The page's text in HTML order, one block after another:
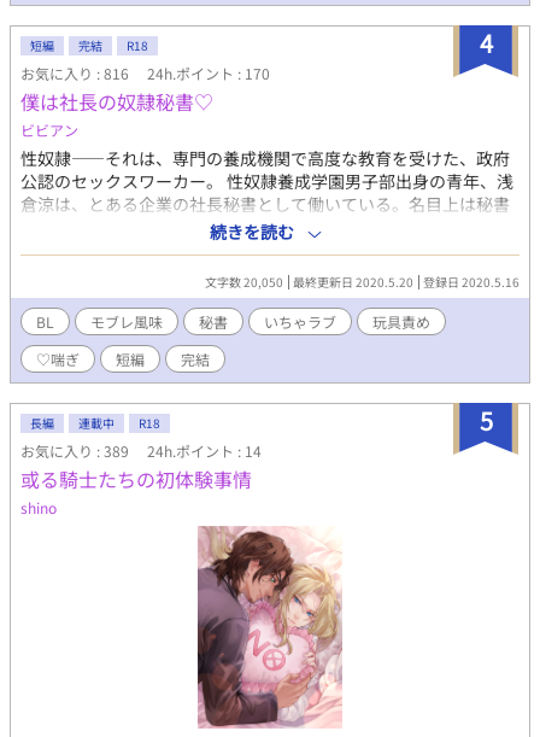
4
短編 完結 R18
お気に入り : 816 24h.ポイント : 170
僕は社長の奴隷秘書♡
ビビアン
性奴隷――それは、専門の養成機関で高度な教育を受けた、政府
公認のセックスワーカー。 性奴隷養成学園男子部出身の青年、浅
倉涼は、とある企業の社長秘書として働いている。名目上は秘書
課所属だけれど、主な仕事はもちろんセックス。ご主人様である
高宮社長を始めとして、会議室で応接室で、社員や取引先に誠心
誠意えっちなご奉仕活動をする。それが浅倉の存在意義だ。 これ
は、母校の教材用に、性奴隷浅倉涼のとある一日をあらゆる角度
から撮影した貴重な映像記録である―― ※日本っぽい架空の国が
舞台 ※♡喘ぎ注意 ※短編。ラストまで予約投稿済み
続きを読む
文字数 20,050 最終更新日 2020.5.20 登録日 2020.5.16
BL モブレ風味 秘書 いちゃラブ
玩具責め
♡喘ぎ
短編 完結
5
長編 連載中 R18
お気に入り : 389 24h.ポイント : 14
或る騎士たちの初体験事情
shino